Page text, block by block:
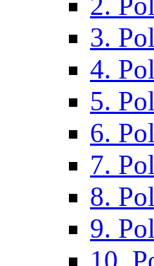
3.
4.
5.
6.
7.
8.
9.
10.